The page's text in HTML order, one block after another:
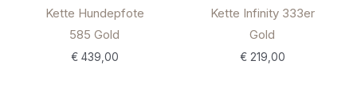
Kette Hundepfote
585 Gold
€439,00
Kette Infinity 333er
Gold
€219,00